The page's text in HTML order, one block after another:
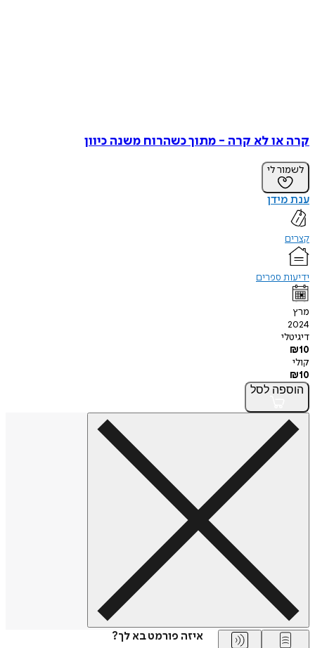
קרה או לא קרה - מתוך כשהרוח משנה כיוון
לשמור לי
ענת מידן
קצרים
ידיעות ספרים
מרץ
2024
דיגיטלי
₪10
קולי
₪10
הוספה לסל
איזה פורמט בא לך?